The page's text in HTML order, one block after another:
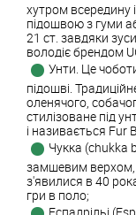
хутром всередину
підошвою з гуми
21 ст. завдяки
володіє брендом
Унти. Це
підошві.
оленячого,
стилізоване під
і називається Fur
Чукка (chukka
замшевим верхом,
з'явилися в 40
гри в поло;